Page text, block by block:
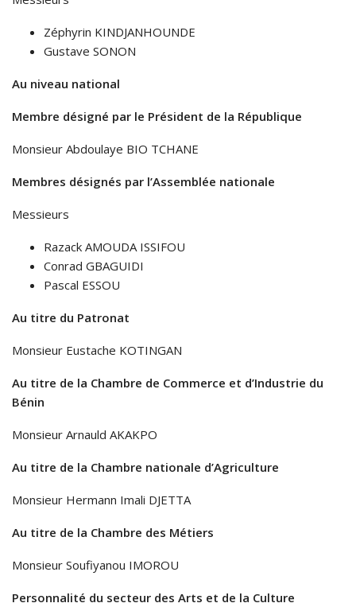
Zéphyrin KINDJANHOUNDE
Gustave SONON
Au niveau national
Membre désigné par le Président de la République
Monsieur Abdoulaye BIO TCHANE
Membres désignés par l’Assemblée nationale
Messieurs
Razack AMOUDA ISSIFOU
Conrad GBAGUIDI
Pascal ESSOU
Au titre du Patronat
Monsieur Eustache KOTINGAN
Au titre de la Chambre de Commerce et d’Industrie du
Bénin
Monsieur Arnauld AKAKPO
Au titre de la Chambre nationale d’Agriculture
Monsieur Hermann Imali DJETTA
Au titre de la Chambre des Métiers
Monsieur Soufiyanou IMOROU
Personnalité du secteur des Arts et de la Culture